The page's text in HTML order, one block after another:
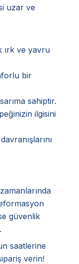
uzar ve
ırk ve yavru
bir
sahiptir.
ilgisini
güvenlik
saatlerine
verin!